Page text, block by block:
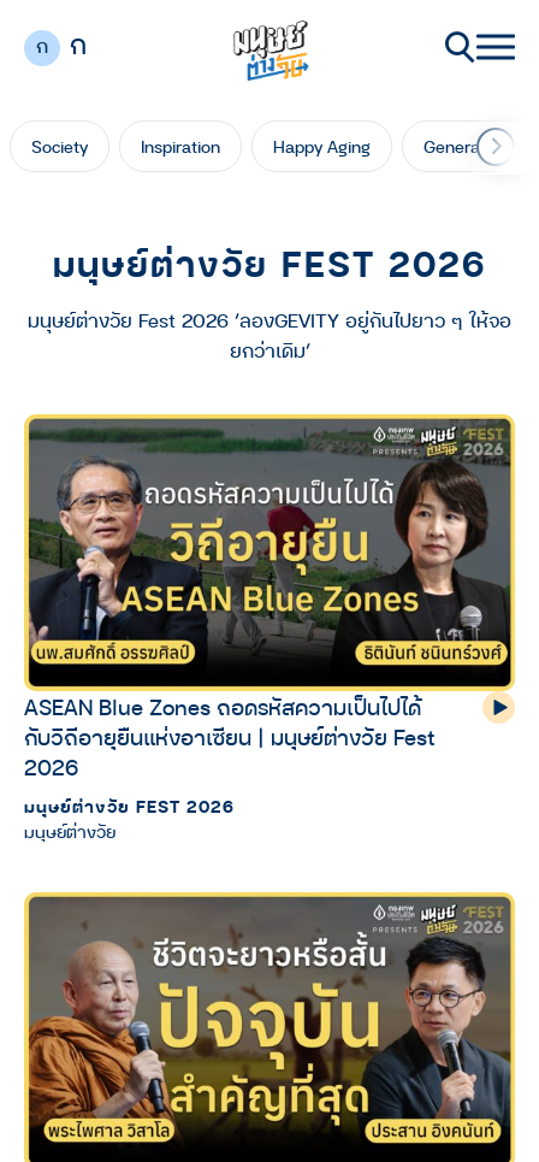
ก ก
Society Inspiration Happy Aging Generation
มนุษย์ต่างวัย FEST 2026
มนุษย์ต่างวัย Fest 2026 ‘ลองGEVITY อยู่กันไปยาว ๆ ให้จอ
ยกว่าเดิม’
ASEAN Blue Zones ถอดรหัสความเป็นไปได้
กับวิถีอายุยืนแห่งอาเซียน | มนุษย์ต่างวัย Fest
2026
มนุษย์ต่างวัย FEST 2026
มนุษย์ต่างวัย